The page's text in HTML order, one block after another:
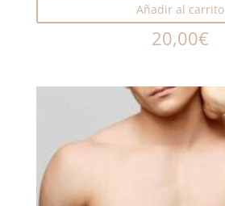
Añadir al carrito
20,00€